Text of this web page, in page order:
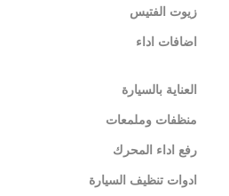
زيوت الفتيس
اضافات اداء
العناية بالسيارة
منظفات وملمعات
رفع اداء المحرك
ادوات تنظيف السيارة